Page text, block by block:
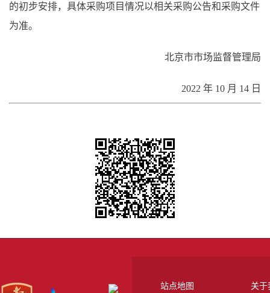
的初步安排，具体采购项目情况以相关采购公告和采购文件
为准。
北京市市场监督管理局
2022 年 10 月 14 日
站点地图 关于